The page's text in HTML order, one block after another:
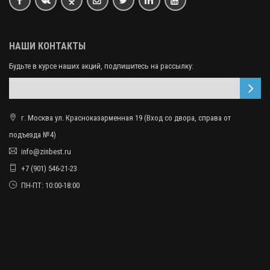
НАШИ КОНТАКТЫ
Будьте в курсе наших акций, подпишитесь на рассылку:
г. Москва ул. Красноказарменная 19 (Вход со двора, справа от
подъезда №4)
info@zinbest.ru
+7 (901) 546-21-23
ПН-ПТ: 10:00-18:00